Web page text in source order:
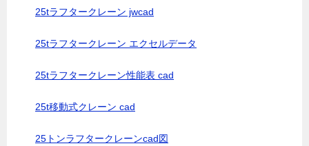
25tラフタークレーン jwcad
25tラフタークレーン エクセルデータ
25tラフタークレーン性能表 cad
25t移動式クレーン cad
25トンラフタークレーンcad図